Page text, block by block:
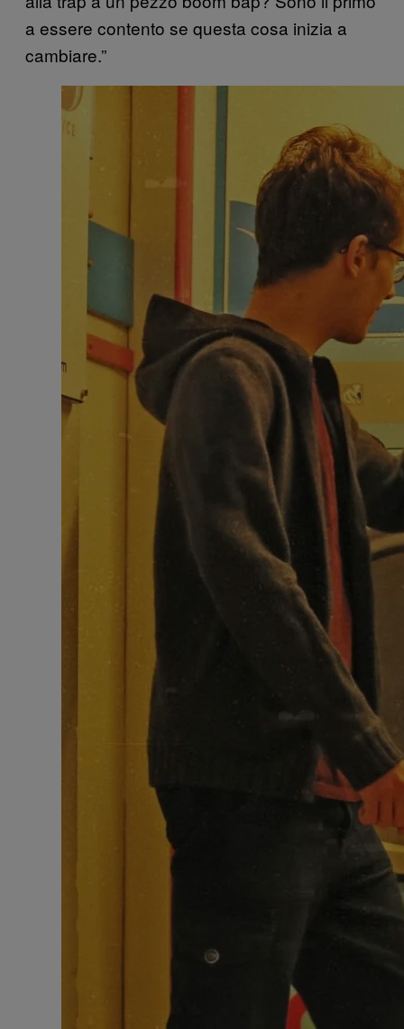
a essere contento se questa cosa inizia a
cambiare.”